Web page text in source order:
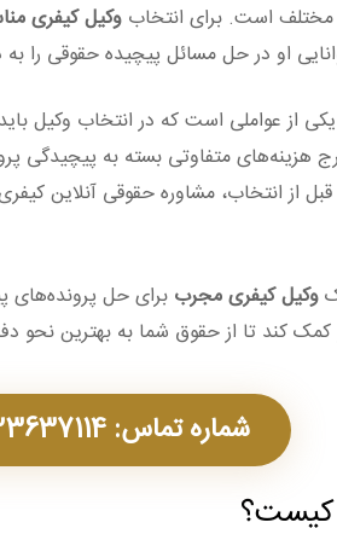
است. برای انتخاب وکیل کیفری
او در حل مسائل پیچیده حقوقی را
یکی از عواملی است که در انتخاب وکیل
هزینه‌های متفاوتی بسته به پیچیدگی
از انتخاب، مشاوره حقوقی آنلاین
وکیل کیفری مجرب برای حل پرونده‌های
کند تا از حقوق شما به بهترین نحو
شماره تماس: 09123637114
کیست؟